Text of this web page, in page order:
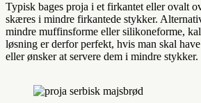
Typisk bages proja i et firkantet eller ovalt
skæres i mindre firkantede stykker.
mindre muffinsforme eller silikoneforme,
løsning er derfor perfekt, hvis man skal
eller ønsker at servere dem i mindre stykker.